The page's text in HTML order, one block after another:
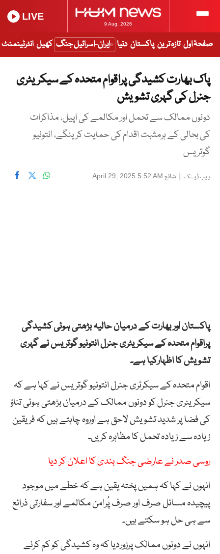
9 Aug, 2026
LIVE
صفحۂ اول تازہ ترین پاکستان دنیا ایران-اسرائیل جنگ کھیل انٹرٹینمنٹ
پاک بھارت کشیدگی پراقوام متحدہ کے سیکریٹری
جنرل کی گہری تشویش
دونوں ممالک سے تحمل اور مکالمے کی اپیل، مذاکرات
کی بحالی کے ہرمثبت اقدام کی حمایت کرینگے، انتونیو
گوتریس
ویب ڈیسک | شائع April 29, 2025 5:52 AM
پاکستان اور بھارت کے درمیان حالیہ بڑھتی ہوئی کشیدگی
پراقوام متحدہ کے سیکریٹری جنرل انتونیو گوتریس نے گہری
تشویش کا اظہارکیا ہے۔
اقوام متحدہ کے سیکرٹری جنرل انتونیو گوتریس نے کہا ہے کہ
سیکریٹری جنرل کو دونوں ممالک کے درمیان بڑھتی ہوئی تناؤ
کی فضا پر شدید تشویش لاحق ہے اوروہ چاہتے ہیں کہ فریقین
زیادہ سے زیادہ تحمل کا مظاہرہ کریں۔
روسی صدر نے عارضی جنگ بندی کا اعلان کر دیا
انہوں نے کہا کہ ہمیں پختہ یقین ہے کہ خطے میں موجود
پیچیدہ مسائل صرف اور صرف پُرامن مکالمے اور سفارتی ذرائع
سے ہی حل ہو سکتے ہیں۔
انہوں نے دونوں ممالک پرزوردیا کہ وہ کشیدگی کو کم کرنے